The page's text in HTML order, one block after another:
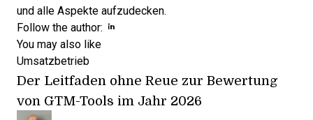
und alle Aspekte aufzudecken.
Follow the author: Opens new window
You may also like
Umsatzbetrieb
Der Leitfaden ohne Reue zur Bewertung
von GTM-Tools im Jahr 2026